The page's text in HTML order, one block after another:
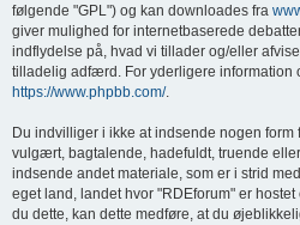
følgende "GPL") og kan downloades fra
giver mulighed for internetbaserede
indflydelse på, hvad vi tillader og/eller
tilladelig adfærd. For yderligere information
https://www.phpbb.com/.
Du indvilliger i ikke at indsende nogen
vulgært, bagtalende, hadefuldt, truende
indsende andet materiale, som er i strid
eget land, landet hvor "RDEforum" er
du dette, kan dette medføre, at du